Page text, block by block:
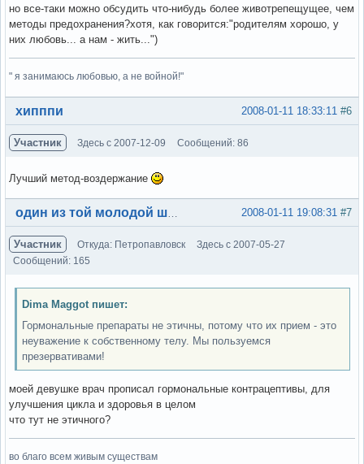
но все-таки можно обсудить что-нибудь более животрепещущее, чем
методы предохранения?хотя, как говорится:"родителям хорошо, у
них любовь... а нам - жить...")
" я занимаюсь любовью, а не войной!"
Вне форума #6
2008-01-11 18:33:11
хипппи
Участник Здесь с 2007-12-09 Сообщений: 86
Лучший метод-воздержание
Вне форума #7
2008-01-11 19:08:31
Участник Откуда: Петропавловск
Здесь с 2007-05-27
Сообщений: 165
Dima Maggot пишет:
Гормональные препараты не этичны, потому что их прием - это
неуважение к собственному телу. Мы пользуемся
презервативами!
моей девушке врач прописал гормональные контрацептивы, для
улучшения цикла и здоровья в целом
что тут не этичного?
во благо всем живым существам